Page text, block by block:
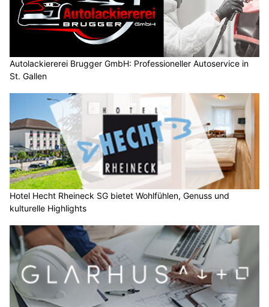
Autolackiererei Brugger GmbH: Professioneller Autoservice in
St. Gallen
Hotel Hecht Rheineck SG bietet Wohlfühlen, Genuss und
kulturelle Highlights